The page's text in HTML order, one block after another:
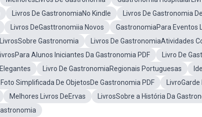
Livros De GastronomiaNo Kindle
Livros De Gastronomia
Livros DeGasttronomiia Novos
GastronomiaPara Eventos
LivrosSobre Gastronomia
Livros De GastronomiaAtividades
LivrosPara Alunos Iniciantes Da Gastronomia PDF
Livro De
Livro De GastronomiaRegionais Portuguesas
Foto Simplificada De ObjetosDe Gastronomia PDF
Melhores Livros DeErvas LivrosSobre a História Da